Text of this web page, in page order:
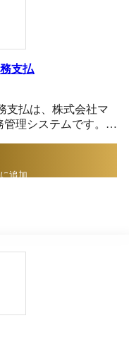
コア業務に専念でき
支払
支払は、株式会社マ
理システムです。請
で完結できます。紙
不要となり、バック
、最大10段階（※）
特徴です。郵送やメ
、多様な請求書受領
や金額、適格請求書
効率化できる点もメ
追加